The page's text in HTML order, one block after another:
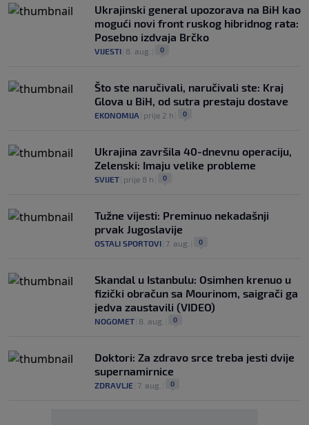
Ukrajinski general upozorava na BiH kao
mogući novi front ruskog hibridnog rata:
Posebno izdvaja Brčko
VIJESTI 8. aug. 0
Što ste naručivali, naručivali ste: Kraj
Glova u BiH, od sutra prestaju dostave
EKONOMIJA prije 2 h 0
Ukrajina završila 40-dnevnu operaciju,
Zelenski: Imaju velike probleme
SVIJET prije 8 h 0
Tužne vijesti: Preminuo nekadašnji
prvak Jugoslavije
OSTALI SPORTOVI 7. aug. 0
Skandal u Istanbulu: Osimhen krenuo u
fizički obračun sa Mourinom, saigrači ga
jedva zaustavili (VIDEO)
NOGOMET 8. aug. 0
Doktori: Za zdravo srce treba jesti dvije
supernamirnice
ZDRAVLJE 7. aug. 0